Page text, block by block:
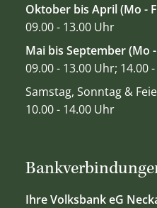
Ihre Volksbank eG
Oktober bis April (Mo -
09.00 - 13.00 Uhr
Mai bis September (Mo
09.00 - 13.00 Uhr; 14.00
Samstag, Sonntag &
10.00 - 14.00 Uhr